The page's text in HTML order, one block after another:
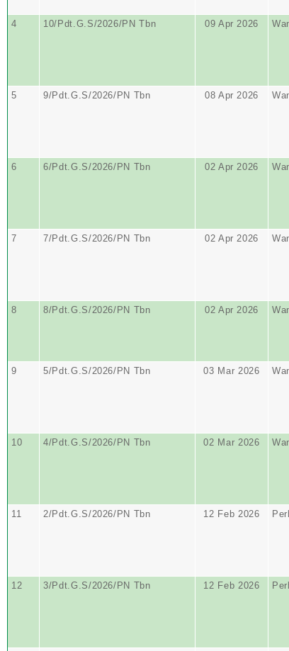
4 10/Pdt.G.S/2026/PN Tbn 09 Apr 2026
5 9/Pdt.G.S/2026/PN Tbn 08 Apr 2026
6 6/Pdt.G.S/2026/PN Tbn 02 Apr 2026
7 7/Pdt.G.S/2026/PN Tbn 02 Apr 2026
8 8/Pdt.G.S/2026/PN Tbn 02 Apr 2026
9 5/Pdt.G.S/2026/PN Tbn 03 Mar 2026
10 4/Pdt.G.S/2026/PN Tbn 02 Mar 2026
11 2/Pdt.G.S/2026/PN Tbn 12 Feb 2026
12 3/Pdt.G.S/2026/PN Tbn 12 Feb 2026